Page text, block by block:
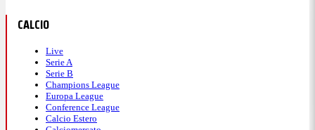
CALCIO
Live
Serie A
Serie B
Champions League
Europa League
Conference League
Calcio Estero